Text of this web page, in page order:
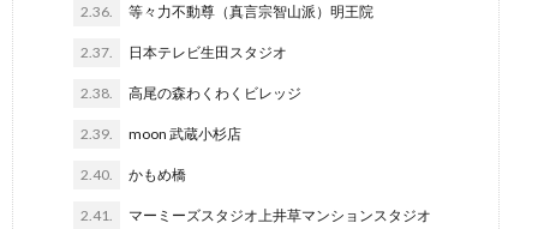
2.36. 等々力不動尊（真言宗智山派）明王院
2.37. 日本テレビ生田スタジオ
2.38. 高尾の森わくわくビレッジ
2.39. moon 武蔵小杉店
2.40. かもめ橋
2.41. マーミーズスタジオ上井草マンションスタジオ